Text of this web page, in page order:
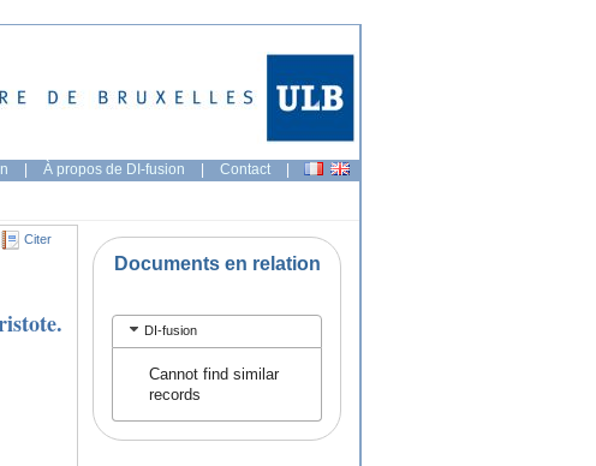
| À propos de DI-fusion | Contact |
Citer
Documents en relation
DI-fusion
Cannot find similar
records